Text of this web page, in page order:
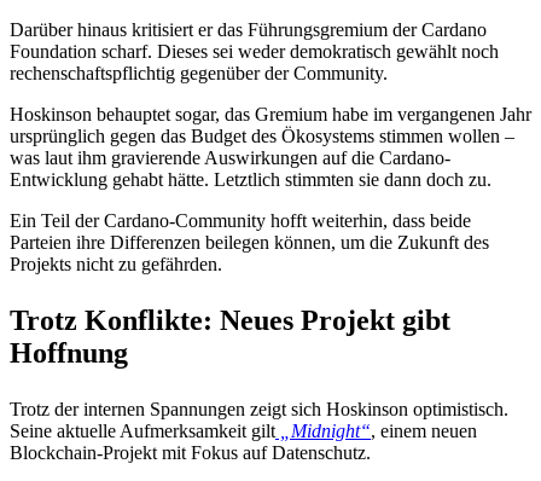
Darüber hinaus kritisiert er das Führungsgremium der Cardano
Foundation scharf. Dieses sei weder demokratisch gewählt noch
rechenschaftspflichtig gegenüber der Community.
Hoskinson behauptet sogar, das Gremium habe im vergangenen Jahr
ursprünglich gegen das Budget des Ökosystems stimmen wollen –
was laut ihm gravierende Auswirkungen auf die Cardano-
Entwicklung gehabt hätte. Letztlich stimmten sie dann doch zu.
Ein Teil der Cardano-Community hofft weiterhin, dass beide
Parteien ihre Differenzen beilegen können, um die Zukunft des
Projekts nicht zu gefährden.
Trotz Konflikte: Neues Projekt gibt
Hoffnung
Trotz der internen Spannungen zeigt sich Hoskinson optimistisch.
Seine aktuelle Aufmerksamkeit gilt „Midnight“, einem neuen
Blockchain-Projekt mit Fokus auf Datenschutz.